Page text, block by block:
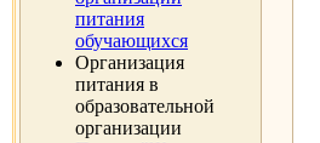
питания
обучающихся
Организация
питания в
образовательной
организации